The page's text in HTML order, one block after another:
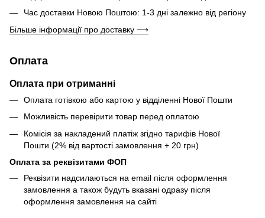
Час доставки Новою Поштою: 1-3 дні залежно від регіону
Більше інформації про доставку ⟶
Оплата
Оплата при отриманні
Оплата готівкою або картою у відділенні Нової Пошти
Можливість перевірити товар перед оплатою
Комісія за накладений платіж згідно тарифів Нової
Пошти (2% від вартості замовлення + 20 грн)
Оплата за реквізитами ФОП
Реквізити надсилаються на email після оформлення
замовлення а також будуть вказані одразу після
оформлення замовлення на сайті